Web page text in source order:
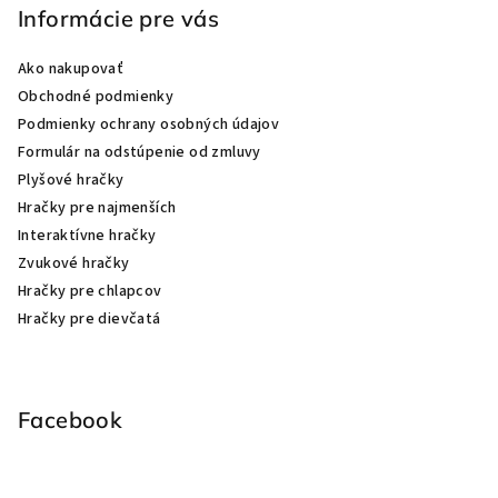
Informácie pre vás
Ako nakupovať
Obchodné podmienky
Podmienky ochrany osobných údajov
Formulár na odstúpenie od zmluvy
Plyšové hračky
Hračky pre najmenších
Interaktívne hračky
Zvukové hračky
Hračky pre chlapcov
Hračky pre dievčatá
Facebook